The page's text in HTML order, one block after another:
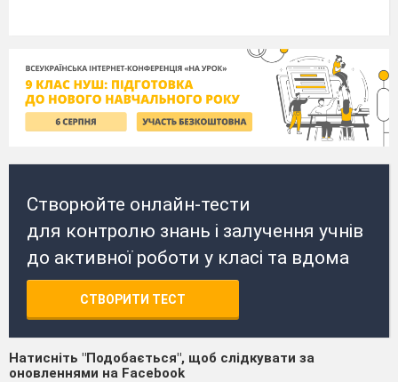
Створюйте онлайн-тести
для контролю знань і залучення учнів
до активної роботи у класі та вдома
СТВОРИТИ ТЕСТ
Натисніть "Подобається", щоб слідкувати за
оновленнями на Facebook